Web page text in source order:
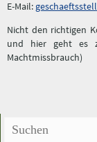
E-Mail:
Nicht den richtigen
und hier geht es
Machtmissbrauch)